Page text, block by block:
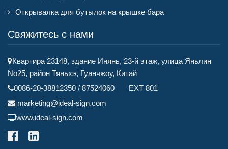
Открывалка для бутылок на крышке бара
Свяжитесь с нами
Квартира 23148, здание Инянь, 23-й этаж, улица Яньлин
No25, район Тяньхэ, Гуанчжоу, Китай
0086-20-38812350 / 87524060 EXT 801
marketing@ideal-sign.com
www.ideal-sign.com